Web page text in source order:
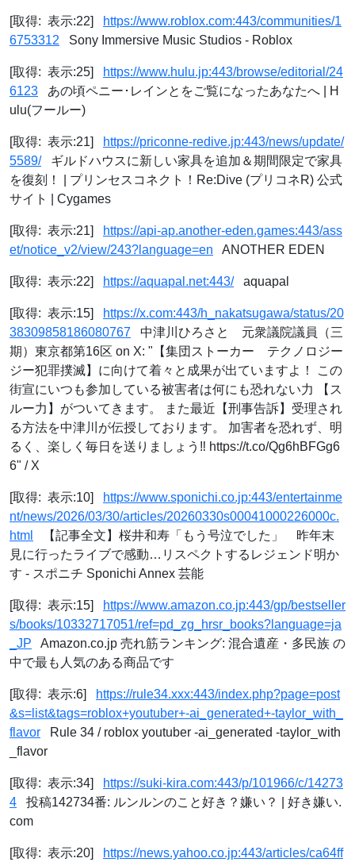
[取得: 表示:22]
https://www.roblox.com:443/communities/1
6753312 Sony Immersive Music Studios - Roblox
[取得: 表示:25]
https://www.hulu.jp:443/browse/editorial/24
6123 あの頃ペニー･レインとをご覧になったあなたへ | H
ulu(フールー)
[取得: 表示:21]
https://priconne-redive.jp:443/news/update/
5589/ギルドハウスに新しい家具を追加＆期間限定で家具
を復刻！ | プリンセスコネクト！Re:Dive (プリコネR) 公式
サイト | Cygames
[取得: 表示:21]
https://api-ap.another-eden.games:443/ass
et/notice_v2/view/243?language=en ANOTHER EDEN
[取得: 表示:22] https://aquapal.net:443/aquapal
[取得: 表示:15]
https://x.com:443/h_nakatsugawa/status/20
38309858186080767 中津川ひろさと 元衆議院議員（三
期）東京都第16区 on X: "【集団ストーカー テクノロジー
ジー犯罪撲滅】に向けて着々と成果が出ていますよ！ この
街宣にいつも参加している被害者は何にも恐れない力 【ス
ルー力】がついてきます。 また最近【刑事告訴】受理され
る方法を中津川が伝授しております。 加害者を恐れず、明
るく、楽しく毎日を送りましょう‼️ https://t.co/Qg6hBFGg6
6" / X
[取得: 表示:10]
https://www.sponichi.co.jp:443/entertainme
nt/news/2026/03/30/articles/20260330s00041000226000c.
html
【記事全文】桜井和寿「もう号泣でした」 昨年末
見に行ったライブで感動…リスペクトするレジェンド明か
す - スポニチ Sponichi Annex 芸能
[取得: 表示:15]
https://www.amazon.co.jp:443/gp/bestseller
s/books/10332717051/ref=pd_zg_hrsr_books?language=ja
_JP Amazon.co.jp 売れ筋ランキング: 混合遺産・多民族 の
中で最も人気のある商品です
[取得: 表示:6]
https://rule34.xxx:443/index.php?page=post
&s=list&tags=roblox+youtuber+-ai_generated+-taylor_with_
flavor Rule 34 / roblox youtuber -ai_generated -taylor_with
_flavor
[取得: 表示:34]
https://suki-kira.com:443/p/101966/c/14273
4 投稿142734番: ルンルンのこと好き？嫌い？ | 好き嫌い.
com
[取得: 表示:20]
https://news.yahoo.co.jp:443/articles/ca64ff